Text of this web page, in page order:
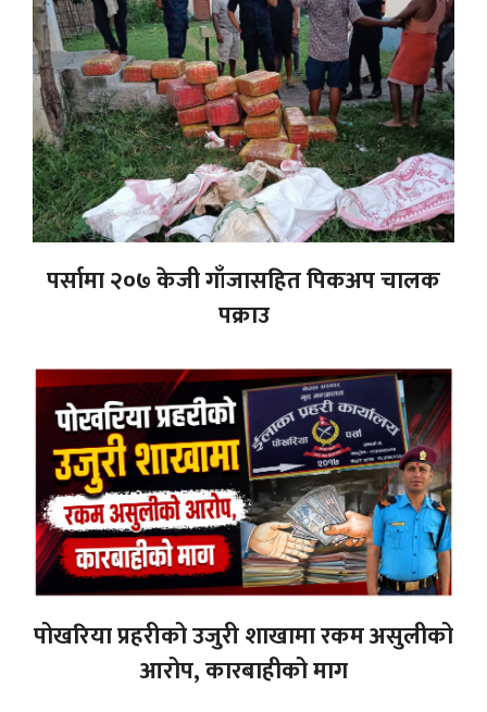
पर्सामा २०७ केजी गाँजासहित पिकअप चालक
पक्राउ
पोखरिया प्रहरीको उजुरी शाखामा रकम असुलीको
आरोप, कारबाहीको माग